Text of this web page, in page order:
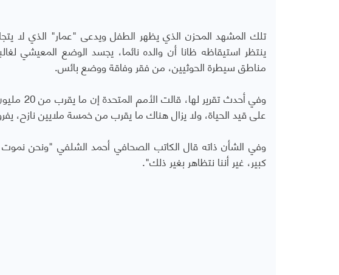
تلك المشهد المحزن الذي يظهر الطفل ويدعى "عمار" الذي لا
ينتظر استيقاظه ظانا أن والده نائما، يجسد الوضع المعيشي
مناطق سيطرة الحوثيين، من فقر وفاقة ووضع بائس.
وفي
على قيد الحياة، ولا يزال هناك ما يقرب من خمسة ملايين نازح،
وفي الشأن ذاته قال الكاتب الصحافي أحمد الشلفي "ونحن
كبير، غير أننا نتظاهر بغير ذلك".